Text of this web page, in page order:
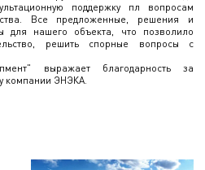
поддержку пл вопросам
Все предложенные, решения и
для нашего объекта, что позволило
решить спорные вопросы с
выражает благодарность за
компании ЭНЭКА.